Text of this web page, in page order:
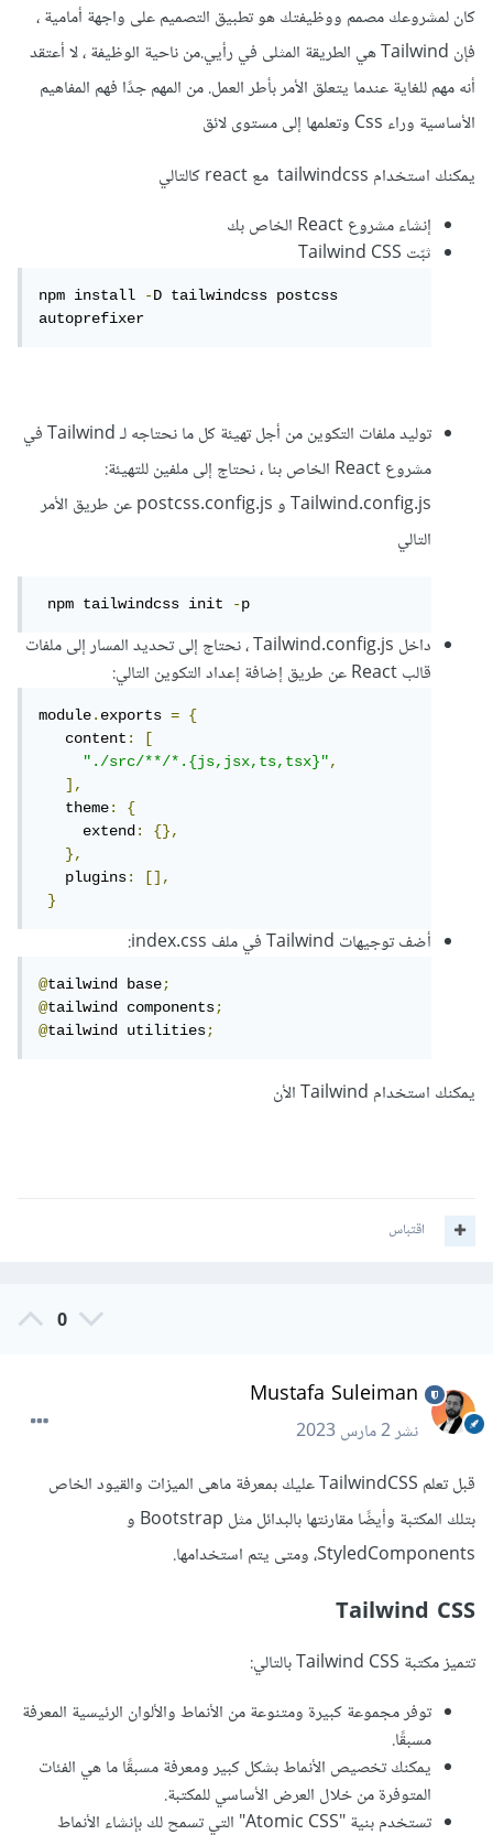
كان لمشروعك مصمم ووظيفتك هو تطبيق التصميم على واجهة أمامية ،
فإن Tailwind هي الطريقة المثلى في رأيي.من ناحية الوظيفة ، لا أعتقد
أنه مهم للغاية عندما يتعلق الأمر بأطر العمل. من المهم جدًا فهم المفاهيم
الأساسية وراء Css وتعلمها إلى مستوى لائق
يمكنك استخدام tailwindcss مع react كالتالي
إنشاء مشروع React الخاص بك
ثبّت Tailwind CSS
npm install -D tailwindcss postcss
autoprefixer
توليد ملفات التكوين من أجل تهيئة كل ما نحتاجه لـ Tailwind في
مشروع React الخاص بنا ، نحتاج إلى ملفين للتهيئة:
Tailwind.config.js و postcss.config.js عن طريق الأمر
التالي
npm tailwindcss init -p
داخل Tailwind.config.js ، نحتاج إلى تحديد المسار إلى ملفات
قالب React عن طريق إضافة إعداد التكوين التالي:
module.exports =
{
   content
:
[
"./src/**/*.{js,jsx,ts,tsx}",
],
   theme
:
{
     extend
:
{},
},
   plugins
:
[],
}
أضف توجيهات Tailwind في ملف index.css:
@tailwind base;
@tailwind components;
@tailwind utilities;
يمكنك استخدام Tailwind الأن
اقتباس
0
Mustafa Suleiman
نشر2 مارس 2023
قبل تعلم TailwindCSS عليك بمعرفة ماهى الميزات والقيود الخاص
بتلك المكتبة وأيضًا مقارنتها بالبدائل مثل Bootstrap و
StyledComponents، ومتى يتم استخدامها.
Tailwind CSS
تتميز مكتبة Tailwind CSS بالتالي:
توفر مجموعة كبيرة ومتنوعة من الأنماط والألوان الرئيسية المعرفة
مسبقًا.
يمكنك تخصيص الأنماط بشكل كبير ومعرفة مسبقًا ما هي الفئات
المتوفرة من خلال العرض الأساسي للمكتبة.
تستخدم بنية "Atomic CSS" التي تسمح لك بإنشاء الأنماط